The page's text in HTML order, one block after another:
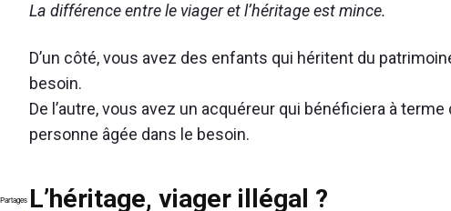
La différence entre le viager et l’héritage est mince.
D’un côté, vous avez des enfants qui héritent du
besoin.
De l’autre, vous avez un acquéreur qui bénéficiera à
personne âgée dans le besoin.
L’héritage, viager illégal ?
Partages